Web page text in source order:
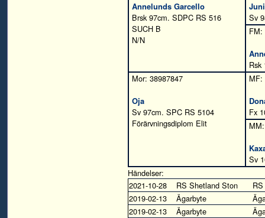
Annelunds Garcello
Brsk 97cm. SDPC RS 516
SUCH B
N/N
Sv
FM:
Rsk
Mor: 38987847
Oja
Sv 97cm. SPC RS 5104
Förärvningsdiplom Elit
MF:
Fx
Sv
Händelser:
2021-10-28
RS Shetland Ston
RS
2019-02-13
Ägarbyte
2019-02-13
Ägarbyte